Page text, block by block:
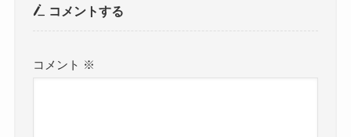
コメントする
コメント ※